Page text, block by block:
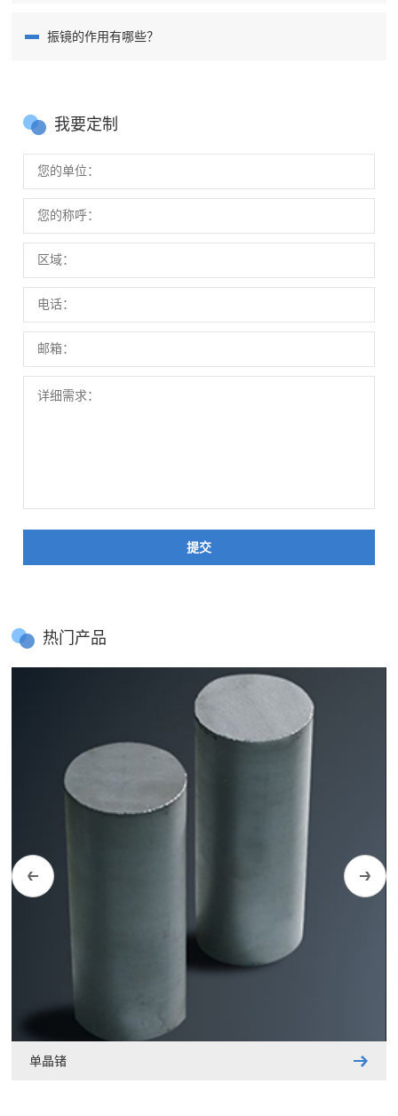
振镜的作用有哪些？
我要定制
提交
热门产品
单晶锗